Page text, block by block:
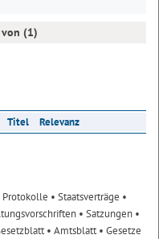
von (1)
Titel Relevanz
Protokolle • Staatsverträge •
• Satzungen •
• Amtsblatt• Gesetze